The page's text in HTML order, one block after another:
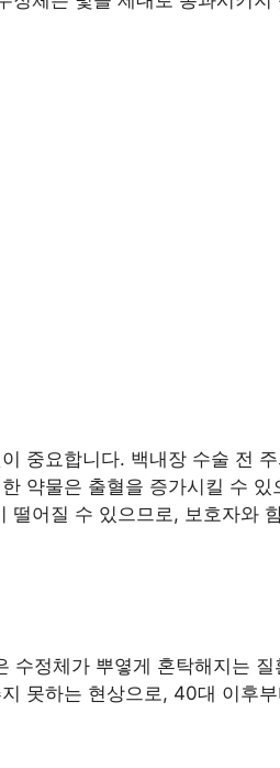
중요합니다. 백내장 수술 전
약물은 출혈을 증가시킬 수
어질 수 있으므로, 보호자와
정체가 뿌옇게 혼탁해지는
못하는 현상으로, 40대 이후